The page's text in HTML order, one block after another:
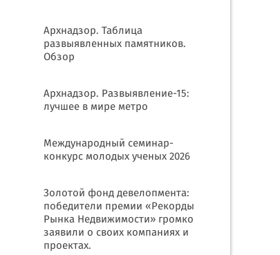
Архнадзор. Таблица
развыявленных памятников.
Обзор
Архнадзор. Развыявление-15:
лучшее в мире метро
Международный семинар-
конкурс молодых ученых 2026
Золотой фонд девелопмента:
победители премии «Рекорды
Рынка Недвижимости» громко
заявили о своих компаниях и
проектах.